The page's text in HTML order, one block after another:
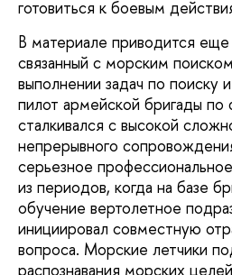
готовиться к боевым
В материале приводится
связанный с морским
выполнении задач по поиску
пилот армейской бригады
сталкивался с высокой
непрерывного
серьезное
из периодов, когда на базе
обучение вертолетное
инициировал совместную
вопроса. Морские летчики
распознавания морских